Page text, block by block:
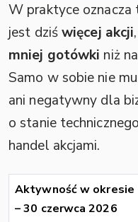
W praktyce oznacza
jest dziświęcej akcji
mniej gotówki niż
Samo w sobie nie
ani negatywny dla
o stanie
handel akcjami.
Aktywność w okresie
– 30 czerwca 2026